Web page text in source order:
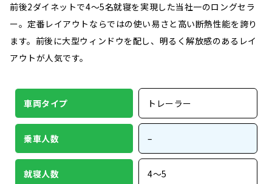
前後2ダイネットで4～5名就寝を実現した当社一のロングセラ
ー。定番レイアウトならではの使い易さと高い断熱性能を誇り
ます。前後に大型ウィンドウを配し、明るく解放感のあるレイ
アウトが人気です。
車両タイプ トレーラー
乗車人数 –
就寝人数 4～5